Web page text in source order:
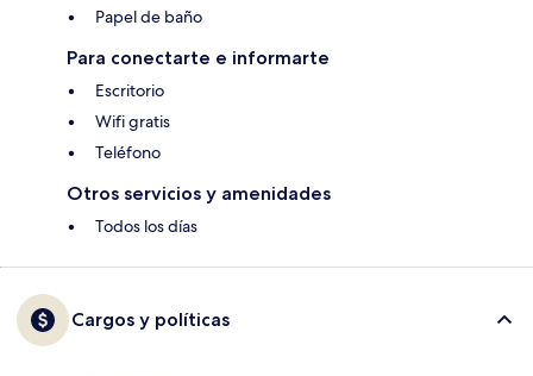
Papel de baño
Para conectarte e informarte
Escritorio
Wifi gratis
Teléfono
Otros servicios y amenidades
Todos los días
Cargos y políticas